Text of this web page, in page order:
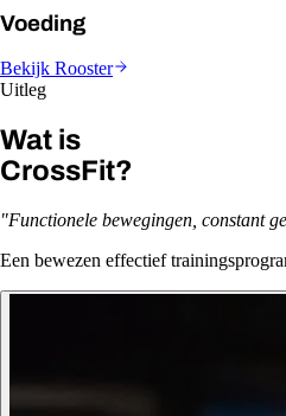
Voeding
Bekijk Rooster
Uitleg
Wat is
CrossFit?
"Functionele bewegingen, constant
Een bewezen effectief